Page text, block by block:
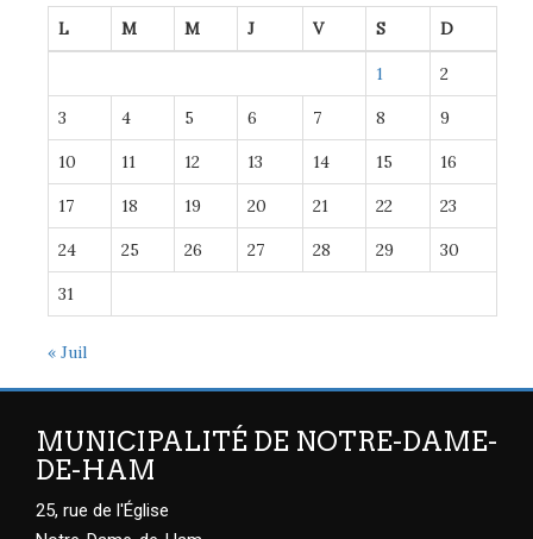
L M M J V S D
1 2
3 4 5 6 7 8 9
10 11 12 13 14 15 16
17 18 19 20 21 22 23
24 25 26 27 28 29 30
31
« Juil
MUNICIPALITÉ DE NOTRE-DAME-
DE-HAM
25, rue de l'Église